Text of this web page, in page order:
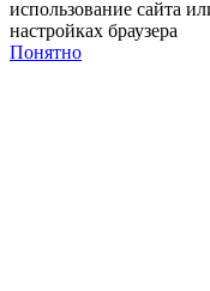
использование сайта
настройках браузера
Понятно